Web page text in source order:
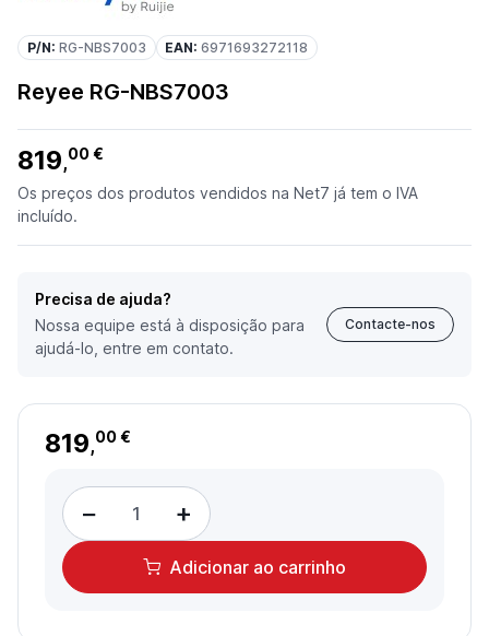
P/N: RG-NBS7003 EAN: 6971693272118
Reyee RG-NBS7003
819,00 €
Os preços dos produtos vendidos na Net7 já tem o IVA
incluído.
Precisa de ajuda?
Nossa equipe está à disposição para
ajudá-lo, entre em contato.
Contacte-nos
819,00 €
− +
Adicionar ao carrinho